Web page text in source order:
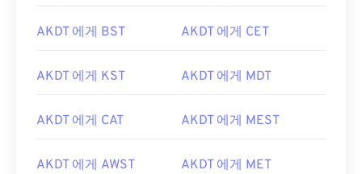
AKDT 에게 BST AKDT 에게 CET
AKDT 에게 KST AKDT 에게 MDT
AKDT 에게 CAT AKDT 에게 MEST
AKDT 에게 AWST AKDT 에게 MET